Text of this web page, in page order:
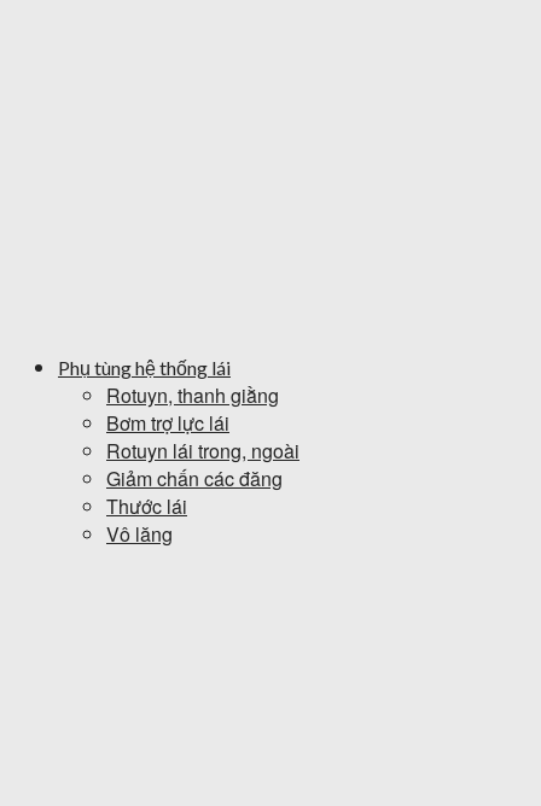
Phụ tùng hệ thống lái
Rotuyn, thanh giằng
Bơm trợ lực lái
Rotuyn lái trong, ngoài
Giảm chấn các đăng
Thước lái
Vô lăng